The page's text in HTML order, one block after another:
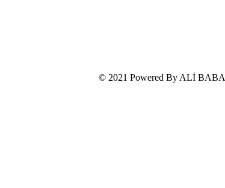
© 2021 Powered By ALİ BABA